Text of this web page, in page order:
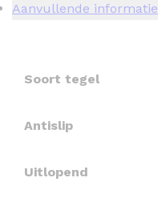
Aanvullende informatie
Soort tegel
Antislip
Uitlopend